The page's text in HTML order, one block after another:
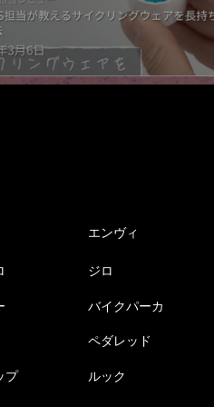
エンヴィ
ジロ
バイクパーカ
ペダレッド
プ ルック